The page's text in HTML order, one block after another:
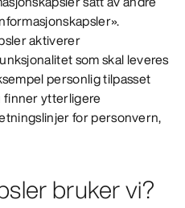
aktiverer
som skal leveres
personlig tilpasset
finner ytterligere
for personvern,
bruker vi?